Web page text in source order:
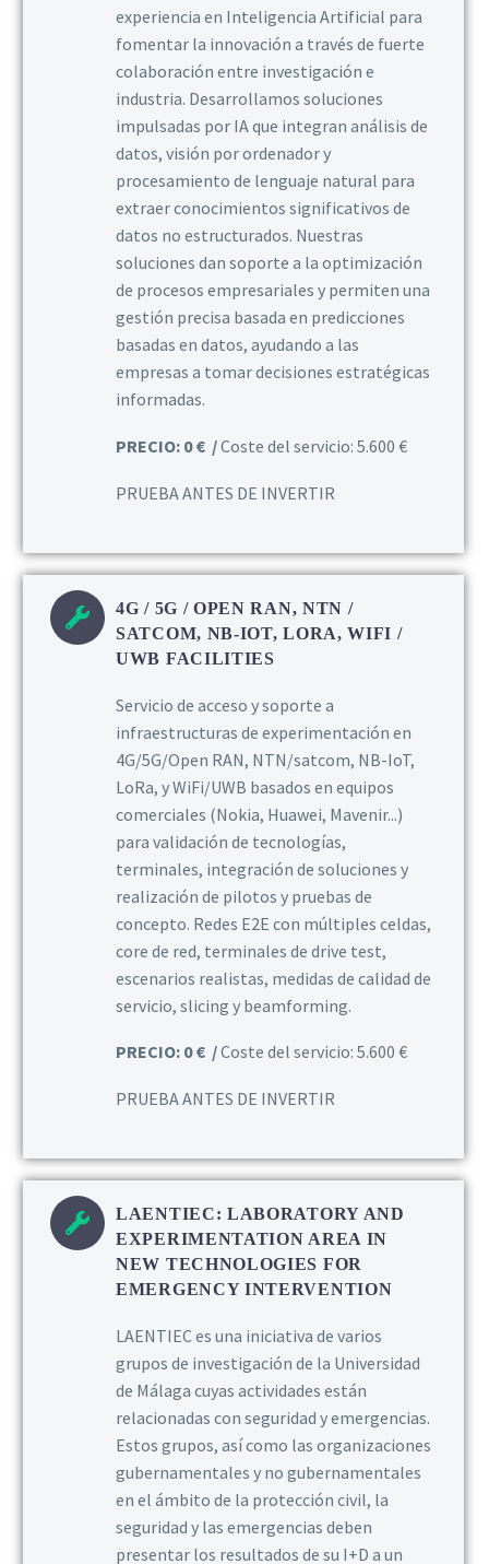
experiencia en Inteligencia Artificial para
fomentar la innovación a través de fuerte
colaboración entre investigación e
industria. Desarrollamos soluciones
impulsadas por IA que integran análisis de
datos, visión por ordenador y
procesamiento de lenguaje natural para
extraer conocimientos significativos de
datos no estructurados. Nuestras
soluciones dan soporte a la optimización
de procesos empresariales y permiten una
gestión precisa basada en predicciones
basadas en datos, ayudando a las
empresas a tomar decisiones estratégicas
informadas.
PRECIO: 0 € /Coste del servicio: 5.600 €
PRUEBA ANTES DE INVERTIR
4G / 5G / OPEN RAN, NTN /
SATCOM, NB-IOT, LORA, WIFI /
UWB FACILITIES
Servicio de acceso y soporte a
infraestructuras de experimentación en
4G/5G/Open RAN, NTN/satcom, NB-IoT,
LoRa, y WiFi/UWB basados en equipos
comerciales (Nokia, Huawei, Mavenir...)
para validación de tecnologías,
terminales, integración de soluciones y
realización de pilotos y pruebas de
concepto. Redes E2E con múltiples celdas,
core de red, terminales de drive test,
escenarios realistas, medidas de calidad de
servicio, slicing y beamforming.
PRECIO: 0 € /Coste del servicio: 5.600 €
PRUEBA ANTES DE INVERTIR
LAENTIEC: LABORATORY AND
EXPERIMENTATION AREA IN
NEW TECHNOLOGIES FOR
EMERGENCY INTERVENTION
LAENTIEC es una iniciativa de varios
grupos de investigación de la Universidad
de Málaga cuyas actividades están
relacionadas con seguridad y emergencias.
Estos grupos, así como las organizaciones
gubernamentales y no gubernamentales
en el ámbito de la protección civil, la
seguridad y las emergencias deben
presentar los resultados de su I+D a un